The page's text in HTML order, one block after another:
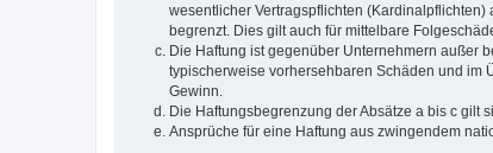
wesentlicher Vertragspflichten
begrenzt. Dies gilt auch für mittelbare
Die Haftung ist gegenüber Unternehmern außer
typischerweise vorhersehbaren Schäden und im
Gewinn.
Die Haftungsbegrenzung der Absätze a bis c gilt
Ansprüche für eine Haftung aus zwingendem